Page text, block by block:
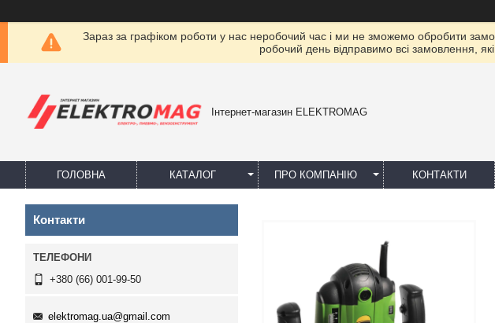
Зараз за графіком роботи у нас неробочий час і ми не зможемо обробити
робочий день відправимо всі замовлення,
Інтернет-магазин ELEKTROMAG
ГОЛОВНА КАТАЛОГ ПРО КОМПАНІЮ КОНТАКТИ
Контакти
+380 (66) 001-99-50
elektromag.ua@gmail.com